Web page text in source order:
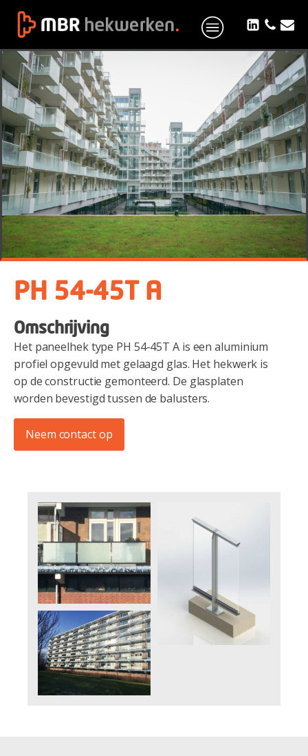
PH 54-45T A
Omschrijving
Het paneelhek type PH 54-45T A is een aluminium
profiel opgevuld met gelaagd glas. Het hekwerk is
op de constructie gemonteerd. De glasplaten
worden bevestigd tussen de balusters.
Neem contact op